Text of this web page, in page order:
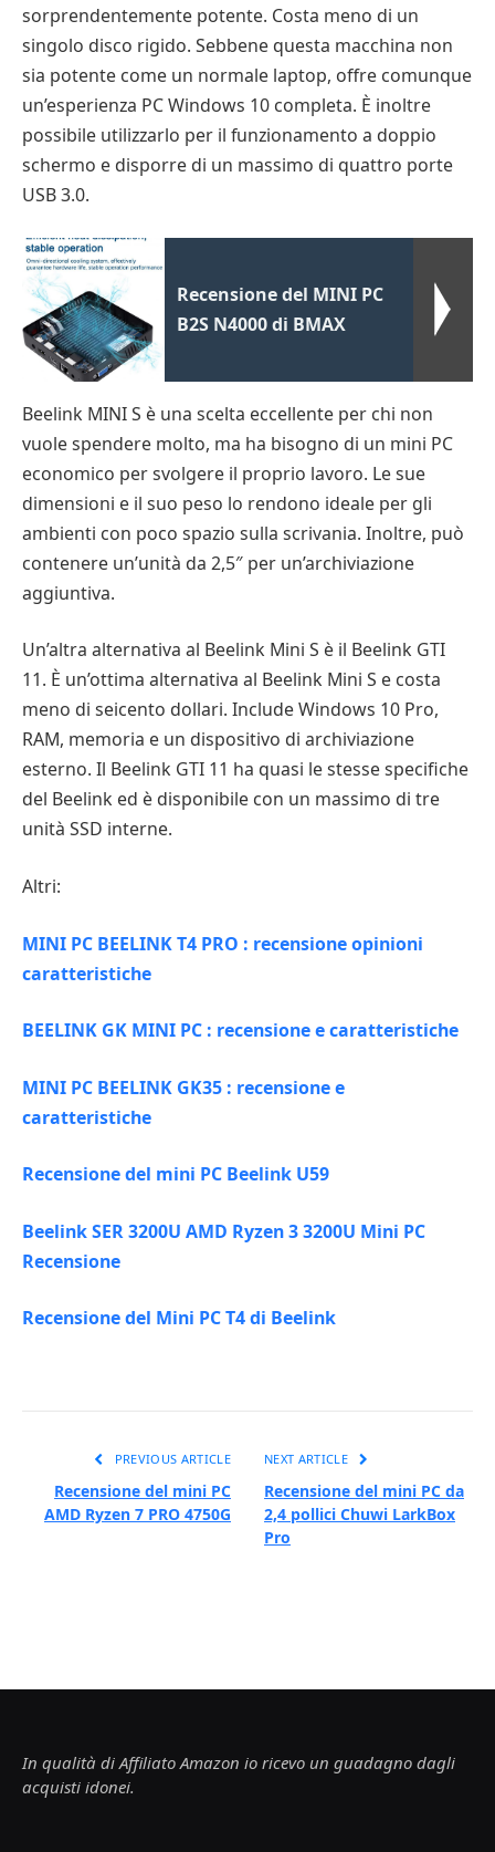
sorprendentemente potente. Costa meno di un
singolo disco rigido. Sebbene questa macchina non
sia potente come un normale laptop, offre comunque
un’esperienza PC Windows 10 completa. È inoltre
possibile utilizzarlo per il funzionamento a doppio
schermo e disporre di un massimo di quattro porte
USB 3.0.
Recensione del MINI PC
B2S N4000 di BMAX
Beelink MINI S è una scelta eccellente per chi non
vuole spendere molto, ma ha bisogno di un mini PC
economico per svolgere il proprio lavoro. Le sue
dimensioni e il suo peso lo rendono ideale per gli
ambienti con poco spazio sulla scrivania. Inoltre, può
contenere un’unità da 2,5″ per un’archiviazione
aggiuntiva.
Un’altra alternativa al Beelink Mini S è il Beelink GTI
11. È un’ottima alternativa al Beelink Mini S e costa
meno di seicento dollari. Include Windows 10 Pro,
RAM, memoria e un dispositivo di archiviazione
esterno. Il Beelink GTI 11 ha quasi le stesse specifiche
del Beelink ed è disponibile con un massimo di tre
unità SSD interne.
Altri:
MINI PC BEELINK T4 PRO : recensione opinioni
caratteristiche
BEELINK GK MINI PC : recensione e caratteristiche
MINI PC BEELINK GK35 : recensione e
caratteristiche
Recensione del mini PC Beelink U59
Beelink SER 3200U AMD Ryzen 3 3200U Mini PC
Recensione
Recensione del Mini PC T4 di Beelink
PREVIOUS ARTICLE
Recensione del mini PC
AMD Ryzen 7 PRO 4750G
NEXT ARTICLE
Recensione del mini PC da
2,4 pollici Chuwi LarkBox
Pro
In qualità di Affiliato Amazon io ricevo un guadagno dagli
acquisti idonei.